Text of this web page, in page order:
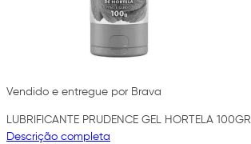
Vendido e entregue por Brava
LUBRIFICANTE PRUDENCE GEL HORTELA 100GR
Descrição completa